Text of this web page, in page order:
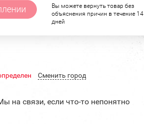
Вы можете вернуть товар без
объяснения причин в течение 14
дней
Cменить город
на связи, если что-то непонятно